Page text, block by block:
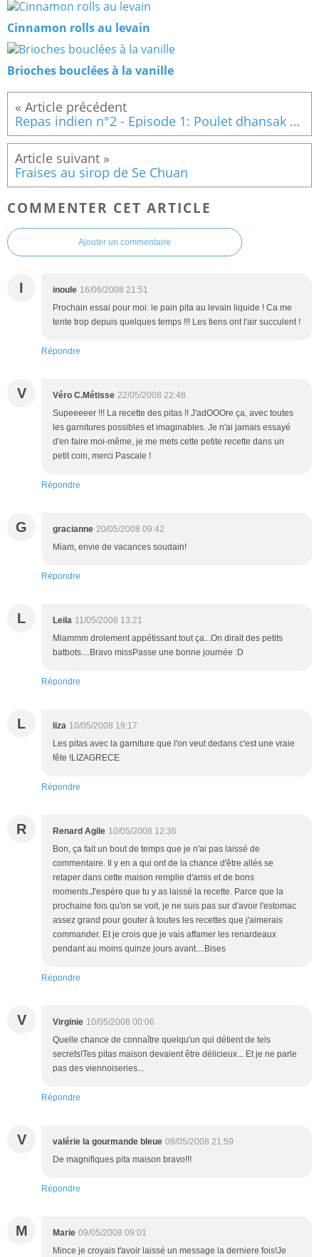
Cinnamon rolls au levain
Brioches bouclées à la vanille
Repas indien n°2 - Episode 1: Poulet dhansak de Bombay
Fraises au sirop de Se Chuan
COMMENTER CET ARTICLE
Ajouter un commentaire
I inoule 16/06/2008 21:51
Prochain essai pour moi: le pain pita au levain liquide ! Ca me
tente trop depuis quelques temps !!! Les tiens ont l'air succulent !
Répondre
V Véro C.Métisse 22/05/2008 22:48
Supeeeeer !!! La recette des pitas !! J'adOOOre ça, avec toutes
les garnitures possibles et imaginables. Je n'ai jamais essayé
d'en faire moi-même, je me mets cette petite recette dans un
petit coin, merci Pascale !
Répondre
G gracianne 20/05/2008 09:42
Miam, envie de vacances soudain!
Répondre
L Leila 11/05/2008 13:21
Miammm drolement appétissant tout ça...On dirait des petits
batbots....Bravo missPasse une bonne journée :D
Répondre
L liza 10/05/2008 19:17
Les pitas avec la garniture que l'on veut dedans c'est une vraie
fête !LIZAGRECE
Répondre
R Renard Agile 10/05/2008 12:36
Bon, ça fait un bout de temps que je n'ai pas laissé de
commentaire. Il y en a qui ont de la chance d'être allés se
retaper dans cette maison remplie d'amis et de bons
moments.J'espère que tu y as laissé la recette. Parce que la
prochaine fois qu'on se voit, je ne suis pas sur d'avoir l'estomac
assez grand pour gouter à toutes les recettes que j'aimerais
commander. Et je crois que je vais affamer les renardeaux
pendant au moins quinze jours avant....Bises
Répondre
V Virginie 10/05/2008 00:06
Quelle chance de connaître quelqu'un qui détient de tels
secrets!Tes pitas maison devaient être délicieux... Et je ne parle
pas des viennoiseries...
Répondre
V valérie la gourmande bleue 09/05/2008 21:59
De magnifiques pita maison bravo!!!
Répondre
M Marie 09/05/2008 09:01
Mince je croyais t'avoir laissé un message la derniere fois!Je